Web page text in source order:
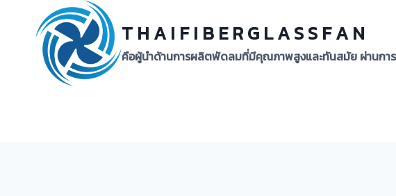
content
T H A I F I B E R G L A S S F A N
คือผู้นำด้านการผลิตพัดลมที่มีคุณภาพสูงและทันสมัย ผ่านกา